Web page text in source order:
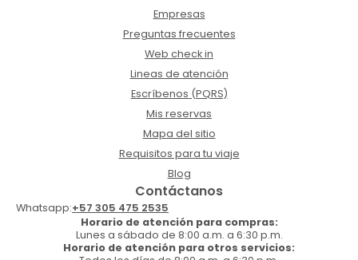
Empresas
Preguntas frecuentes
Web check in
Lineas de atención
Escríbenos (PQRS)
Mis reservas
Mapa del sitio
Requisitos para tu viaje
Blog
Contáctanos
Whatsapp:+57 305 475 2535
Horario de atención para compras:
Lunes a sábado de 8:00 a.m. a 6:30 p.m.
Horario de atención para otros servicios: